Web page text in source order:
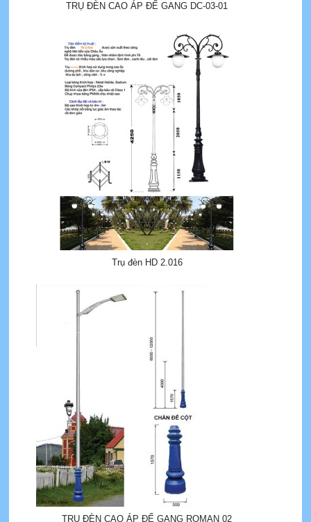
TRỤ ĐÈN CAO ÁP ĐẾ GANG DC-03-01
Trụ đèn HD 2.016
TRỤ ĐÈN CAO ÁP ĐẾ GANG ROMAN 02